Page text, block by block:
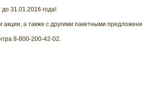
до 31.01.2016 года!
а также с другими пакетными
8-800-200-42-02.